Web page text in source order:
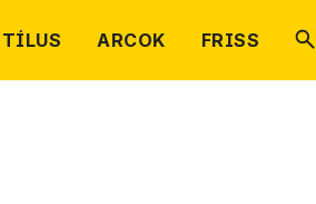
ARCOK FRISS